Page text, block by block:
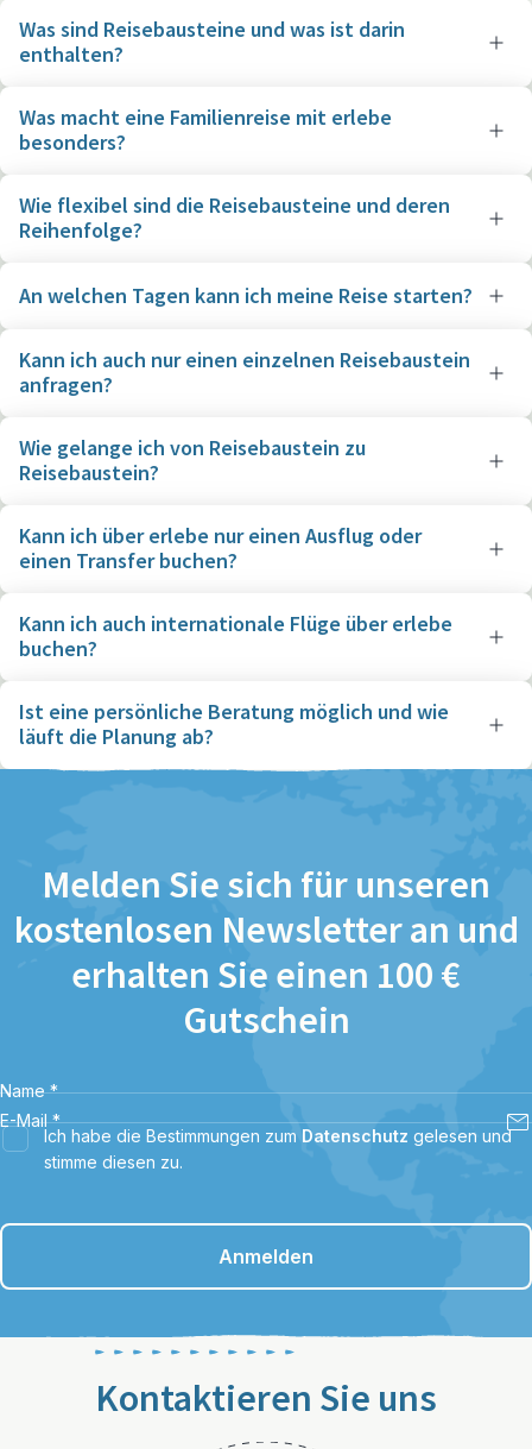
Was sind Reisebausteine und was ist darin
enthalten?
Was macht eine Familienreise mit erlebe
besonders?
Wie flexibel sind die Reisebausteine und deren
Reihenfolge?
An welchen Tagen kann ich meine Reise starten?
Kann ich auch nur einen einzelnen Reisebaustein
anfragen?
Wie gelange ich von Reisebaustein zu
Reisebaustein?
Kann ich über erlebe nur einen Ausflug oder
einen Transfer buchen?
Kann ich auch internationale Flüge über erlebe
buchen?
Ist eine persönliche Beratung möglich und wie
läuft die Planung ab?
Melden Sie sich für unseren
kostenlosen Newsletter an und
erhalten Sie einen 100 €
Gutschein
Name *
E-Mail *
Ich habe die Bestimmungen zum Datenschutz gelesen und
stimme diesen zu.
Anmelden
Kontaktieren Sie uns